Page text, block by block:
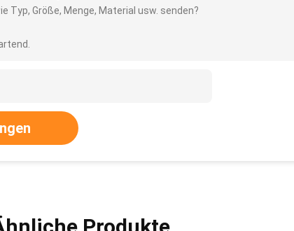
Typ, Größe, Menge, Material usw. senden?